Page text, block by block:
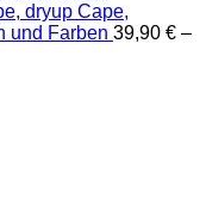
dryup Cape,
und Farben 39,90 € –